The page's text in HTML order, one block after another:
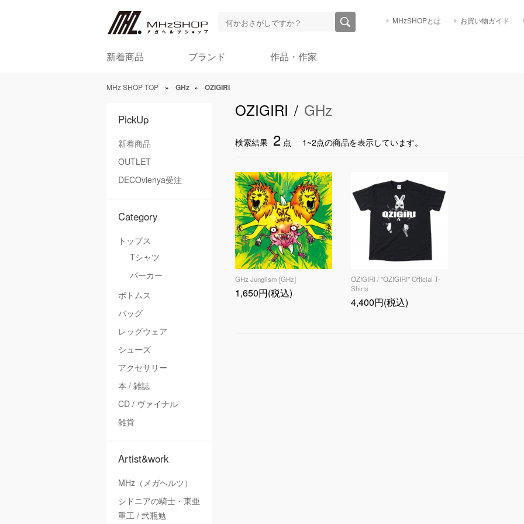
MHzSHOPとは お買い物ガイド
新着商品 ブランド 作品・作家
MHz SHOP TOP » GHz » OZIGIRI
PickUp
新着商品
OUTLET
DECOvienya受注
Category
トップス
Tシャツ
パーカー
ボトムス
バッグ
レッグウェア
シューズ
アクセサリー
本 / 雑誌
CD / ヴァイナル
雑貨
Artist&work
MHz（メガヘルツ）
シドニアの騎士・東亜
重工 / 弐瓶勉
OZIGIRI / GHz
検索結果 2 点 1~2点の商品を表示しています。
GHz Junglism [GHz]
1,650円(税込)
OZIGIRI / "OZIGIRI" Official T-
Shirts
4,400円(税込)